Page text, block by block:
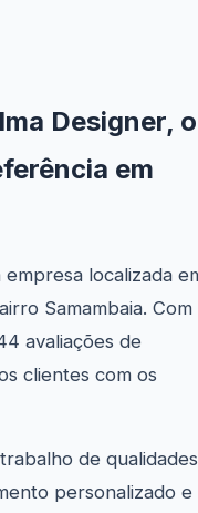
Designer, o
em
localizada
Samambaia. Com
avaliações de
clientes com os
de
personalizado e